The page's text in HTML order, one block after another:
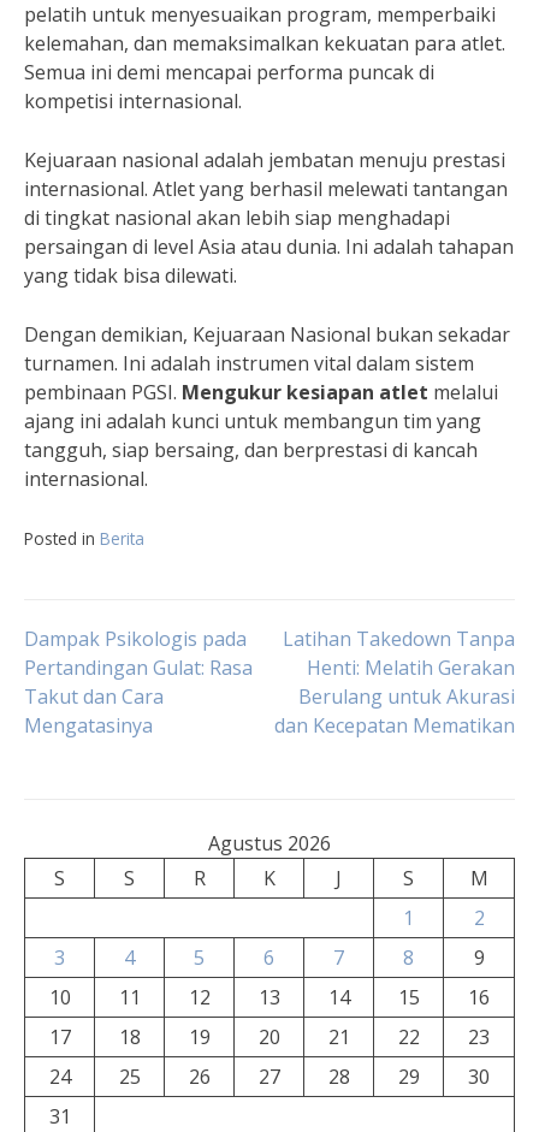
pelatih untuk menyesuaikan program, memperbaiki
kelemahan, dan memaksimalkan kekuatan para atlet.
Semua ini demi mencapai performa puncak di
kompetisi internasional.
Kejuaraan nasional adalah jembatan menuju prestasi
internasional. Atlet yang berhasil melewati tantangan
di tingkat nasional akan lebih siap menghadapi
persaingan di level Asia atau dunia. Ini adalah tahapan
yang tidak bisa dilewati.
Dengan demikian, Kejuaraan Nasional bukan sekadar
turnamen. Ini adalah instrumen vital dalam sistem
pembinaan PGSI. Mengukur kesiapan atlet melalui
ajang ini adalah kunci untuk membangun tim yang
tangguh, siap bersaing, dan berprestasi di kancah
internasional.
Posted in Berita
Navigasi
pos
Dampak Psikologis pada
Pertandingan Gulat: Rasa
Takut dan Cara
Mengatasinya
Latihan Takedown Tanpa
Henti: Melatih Gerakan
Berulang untuk Akurasi
dan Kecepatan Mematikan
Agustus 2026
S
S R K J S
M
1
2
3
4 5 6 7 8
9
10
11 12 13 14 15
16
17
18 19 20 21 22
23
24
25 26 27 28 29
30
31